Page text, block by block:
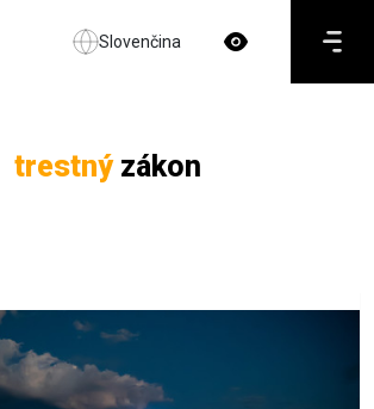
Slovenčina
trestnýzákon